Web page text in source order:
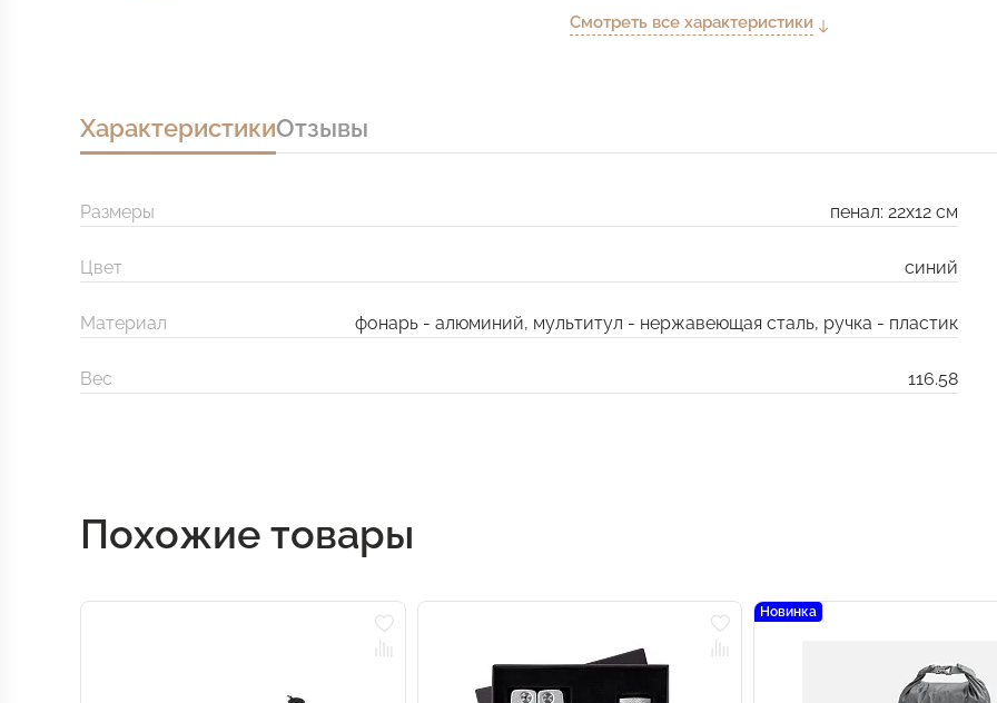
Смотреть все характеристики
ХарактеристикиОтзывы
Размеры пенал: 22х12 см
Цвет синий
Материал фонарь - алюминий, мультитул - нержавеющая сталь, ручка - пластик
Вес 116.58
Похожие товары
Новинка